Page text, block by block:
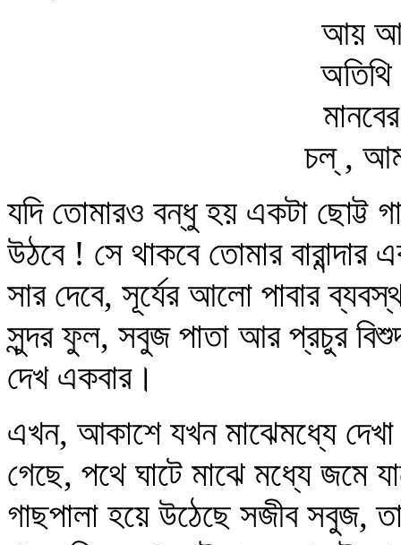
আয়
চল্‌ ,
যদি তোমারও বন্ধু হয় একটা ছোট্ট
উঠবে ! সে থাকবে তোমার
সার দেবে, সূর্যের আলো পাবার
সুন্দর ফুল, সবুজ পাতা আর প্রচুর
দেখ একবার।
এখন, আকাশে যখন মাঝেমধ্যে দেখা
গেছে, পথে ঘাটে মাঝে মধ্যে জমে
গাছপালা হয়ে উঠেছে সজীব সবুজ,